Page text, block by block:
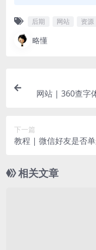
后期 网站 资源
略懂
网站 | 360查字
下一篇
教程 | 微信好友是否
相关文章